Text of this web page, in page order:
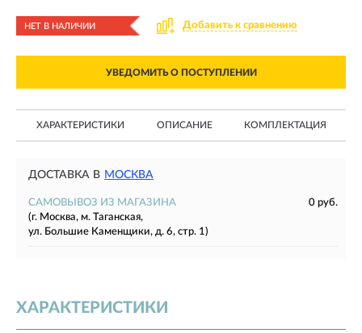
НЕТ В НАЛИЧИИ Добавить к сравнению
УВЕДОМИТЬ О ПОСТУПЛЕНИИ
ХАРАКТЕРИСТИКИ ОПИСАНИЕ КОМПЛЕКТАЦИЯ
ДОСТАВКА В МОСКВА
САМОВЫВОЗ ИЗ МАГАЗИНА
0 руб.
(г. Москва, м. Таганская,
ул. Большие Каменщики, д. 6, стр. 1)
ХАРАКТЕРИСТИКИ